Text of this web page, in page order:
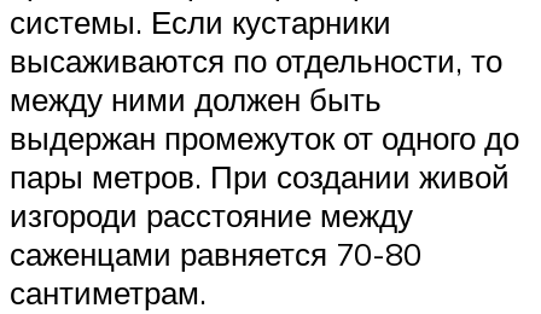
системы. Если кустарники
высаживаются по отдельности, то
между ними должен быть
выдержан промежуток от одного до
пары метров. При создании живой
изгороди расстояние между
саженцами равняется 70-80
сантиметрам.